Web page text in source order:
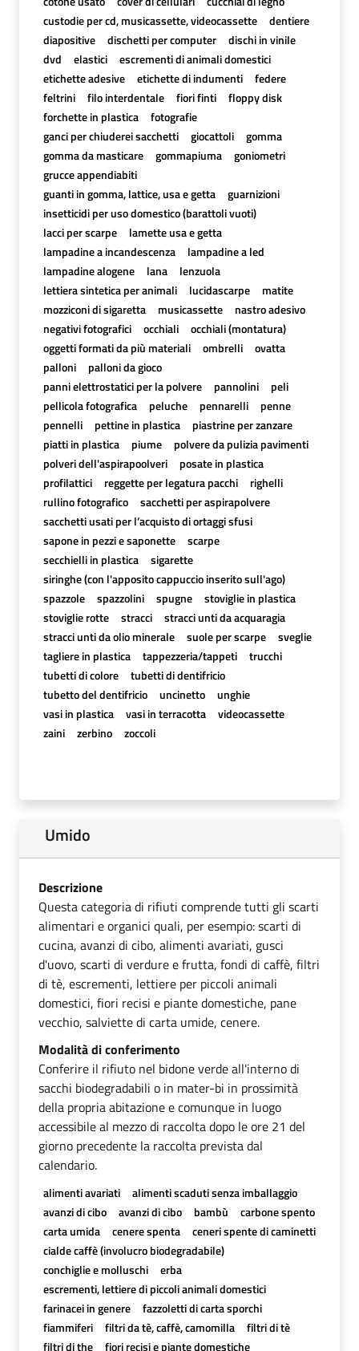
custodie per cd, musicassette, videocassette
dentiere
diapositive
dischetti per computer
dischi in vinile
dvd
elastici
escrementi di animali domestici
etichette adesive
etichette di indumenti
federe
feltrini
filo interdentale fiori finti
floppy disk
forchette in plastica
fotografie
ganci per chiuderei sacchetti
giocattoli
gomma
gomma da masticare
gommapiuma
goniometri
grucce appendiabiti
guanti in gomma, lattice, usa e getta
guarnizioni
insetticidi per uso domestico (barattoli vuoti)
lacci per scarpe
lamette usa e getta
lampadine a incandescenza
lampadine a led
lampadine alogene
lana
lenzuola
lettiera sintetica per animali
lucidascarpe
matite
mozziconi di sigaretta
musicassette
nastro adesivo
negativi fotografici
occhiali
occhiali (montatura)
oggetti formati da più materiali
ombrelli
ovatta
palloni
palloni da gioco
panni elettrostatici per la polvere
pannolini
peli
pellicola fotografica
peluche pennarelli
penne
pennelli
pettine in plastica
piastrine per zanzare
piatti in plastica
piume
polvere da pulizia pavimenti
polveri dell'aspirapoolveri
posate in plastica
profilattici
reggette per legatura pacchi
righelli
rullino fotografico
sacchetti per aspirapolvere
sacchetti usati per l’acquisto di ortaggi sfusi
sapone in pezzi e saponette
scarpe
secchielli in plastica
sigarette
siringhe (con l'apposito cappuccio inserito sull'ago)
spazzole
spazzolini spugne
stoviglie in plastica
stoviglie rotte
stracci
stracci unti da acquaragia
stracci unti da olio minerale
suole per scarpe
sveglie
tagliere in plastica
tappezzeria/tappeti
trucchi
tubetti di colore
tubetti di dentifricio
tubetto del dentifricio
uncinetto
unghie
vasi in plastica
vasi in terracotta
videocassette
zaini
zerbino zoccoli
Umido
Descrizione
Questa categoria di rifiuti comprende tutti gli scarti
alimentari e organici quali, per esempio: scarti di
cucina, avanzi di cibo, alimenti avariati, gusci
d'uovo, scarti di verdure e frutta, fondi di caffè, filtri
di tè, escrementi, lettiere per piccoli animali
domestici, fiori recisi e piante domestiche, pane
vecchio, salviette di carta umide, cenere.
Modalità di conferimento
Conferire il rifiuto nel bidone verde all'interno di
sacchi biodegradabili o in mater-bi in prossimità
della propria abitazione e comunque in luogo
accessibile al mezzo di raccolta dopo le ore 21 del
giorno precedente la raccolta prevista dal
calendario.
alimenti avariati
alimenti scaduti senza imballaggio
avanzi di cibo
avanzi di cibo bambù
carbone spento
carta umida
cenere spenta
ceneri spente di caminetti
cialde caffè (involucro biodegradabile)
conchiglie e molluschi
erba
escrementi, lettiere di piccoli animali domestici
farinacei in genere
fazzoletti di carta sporchi
fiammiferi
filtri da tè, caffè, camomilla
filtri di tè
filtri di the
fiori recisi e piante domestiche